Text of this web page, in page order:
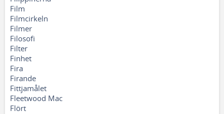
Film
Filmcirkeln
Filmer
Filosofi
Filter
Finhet
Fira
Firande
Fittjamålet
Fleetwood Mac
Flört